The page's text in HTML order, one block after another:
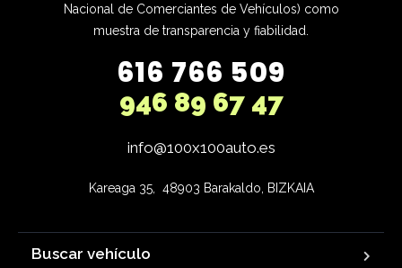
Nacional de Comerciantes de Vehículos) como
muestra de transparencia y fiabilidad.
616 766 509
946 89 67 47
info@100x100auto.es
Kareaga 35,  48903 Barakaldo, BIZKAIA
Buscar vehículo